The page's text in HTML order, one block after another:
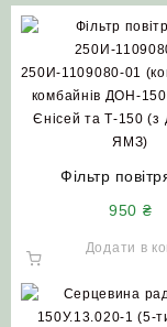
Фільтр
250И-
(комплект) до
ДОН-1500Б НИВА
Т-150 (з
950 ₴
Додати в